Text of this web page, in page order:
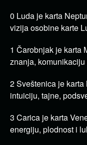
0 Luda je karta
vizija osobine karte
1 Čarobnjak je karta
znanja,
2 Sveštenica je
intuiciju, tajne,
3 Carica je karta
energiju, plodnost i